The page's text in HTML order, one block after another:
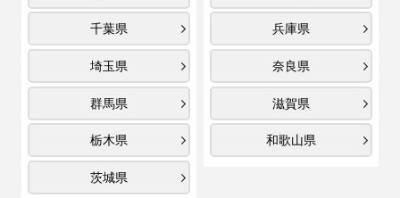
千葉県
埼玉県
群馬県
栃木県
茨城県
兵庫県
奈良県
滋賀県
和歌山県